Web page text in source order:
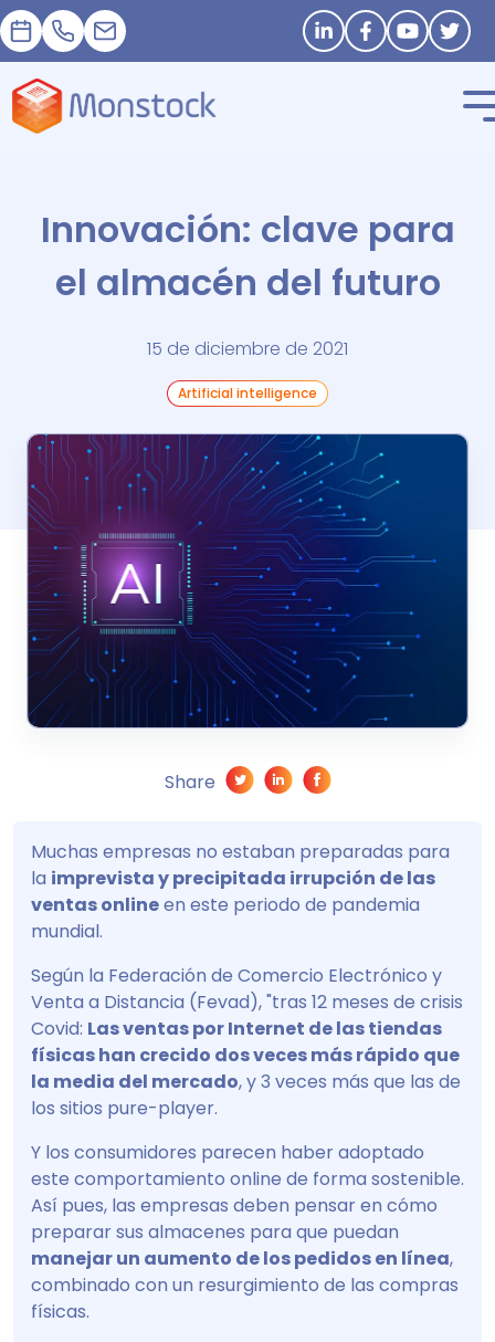
Cita +33 1 83 62 25 41
contact@monstock.net Stay in touch
Innovación: clave para
el almacén del futuro
15 de diciembre de 2021
Artificial intelligence
Share
Muchas empresas no estaban preparadas para
la imprevista y precipitada irrupción de las
ventas onlineen este periodo de pandemia
mundial.
Según la Federación de Comercio Electrónico y
Venta a Distancia (Fevad), "tras 12 meses de crisis
Covid: Las ventas por Internet de las tiendas
físicas han crecido dos veces más rápido que
la media del mercado, y 3 veces más que las de
los sitios pure-player.
Y los consumidores parecen haber adoptado
este comportamiento online de forma sostenible.
Así pues, las empresas deben pensar en cómo
preparar sus almacenes para que puedan
manejar un aumento de los pedidos en línea,
combinado con un resurgimiento de las compras
físicas.